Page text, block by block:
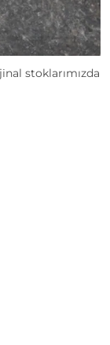
stoklarımızda